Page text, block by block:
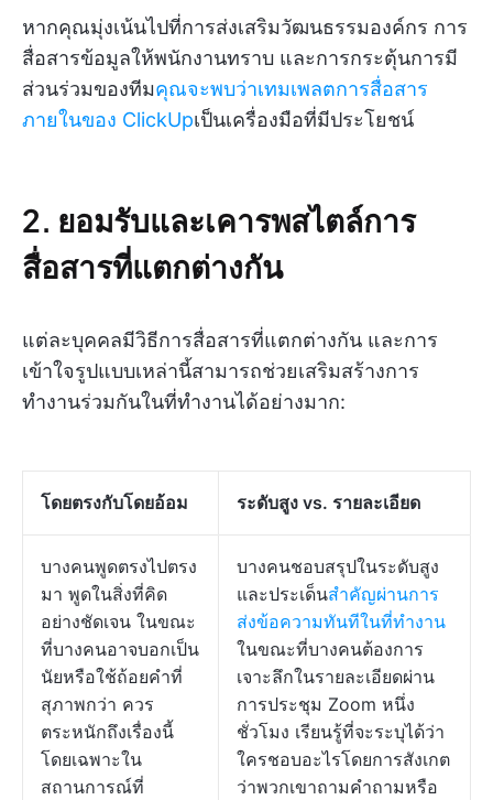
หากคุณมุ่งเน้นไปที่การส่งเสริมวัฒนธรรมองค์กร การ
สื่อสารข้อมูลให้พนักงานทราบ และการกระตุ้นการมี
ส่วนร่วมของทีมคุณจะพบว่าเทมเพลตการสื่อสาร
ภายในของ ClickUpเป็นเครื่องมือที่มีประโยชน์
2. ยอมรับและเคารพสไตล์การ
สื่อสารที่แตกต่างกัน
แต่ละบุคคลมีวิธีการสื่อสารที่แตกต่างกัน และการ
เข้าใจรูปแบบเหล่านี้สามารถช่วยเสริมสร้างการ
ทำงานร่วมกันในที่ทำงานได้อย่างมาก:
โดยตรงกับโดยอ้อม ระดับสูง vs. รายละเอียด
บางคนพูดตรงไปตรง
มา พูดในสิ่งที่คิด
อย่างชัดเจน ในขณะ
ที่บางคนอาจบอกเป็น
นัยหรือใช้ถ้อยคำที่
สุภาพกว่า ควร
ตระหนักถึงเรื่องนี้
โดยเฉพาะใน
สถานการณ์ที่
บางคนชอบสรุปในระดับสูง
และประเด็นสำคัญผ่านการ
ส่งข้อความทันทีในที่ทำงาน
ในขณะที่บางคนต้องการ
เจาะลึกในรายละเอียดผ่าน
การประชุม Zoom หนึ่ง
ชั่วโมง เรียนรู้ที่จะระบุได้ว่า
ใครชอบอะไรโดยการสังเกต
ว่าพวกเขาถามคำถามหรือ